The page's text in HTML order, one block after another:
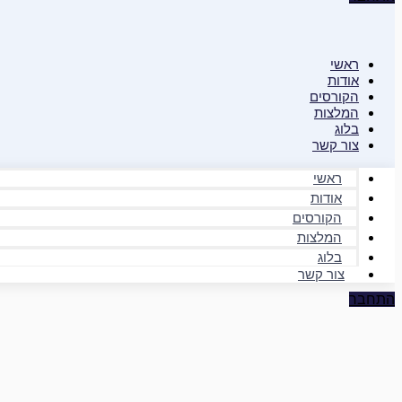
ראשי
אודות
הקורסים
המלצות
בלוג
צור קשר
ראשי
אודות
הקורסים
המלצות
בלוג
צור קשר
התחבר